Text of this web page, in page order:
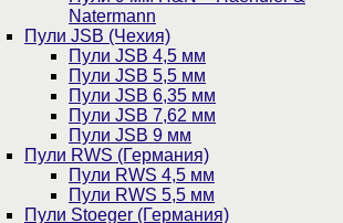
Natermann
Пули JSB (Чехия)
Пули JSB 4,5 мм
Пули JSB 5,5 мм
Пули JSB 6,35 мм
Пули JSB 7,62 мм
Пули JSB 9 мм
Пули RWS (Германия)
Пули RWS 4,5 мм
Пули RWS 5,5 мм
Пули Stoeger (Германия)